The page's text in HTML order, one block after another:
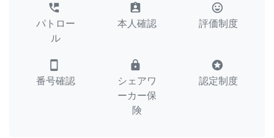
perm_phone_msg
パトロー
ル
assignment_ind
本人確認
tag_faces
評価制度
smartphone
番号確認
lock
シェアワ
ーカー保
険
stars
認定制度